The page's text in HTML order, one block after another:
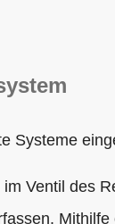
Systeme
Ventil des